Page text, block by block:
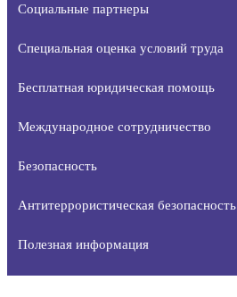
Социальные партнеры
Специальная оценка условий труда
Бесплатная юридическая помощь
Международное сотрудничество
Безопасность
Антитеррористическая безопасность
Полезная информация